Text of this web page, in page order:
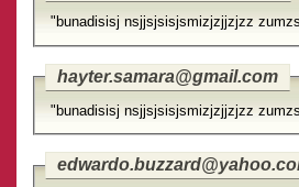
"bunadisisj nsjjsjsisjsmizjzjjzjzz
hayter.samara@gmail.com
"bunadisisj nsjjsjsisjsmizjzjjzjzz